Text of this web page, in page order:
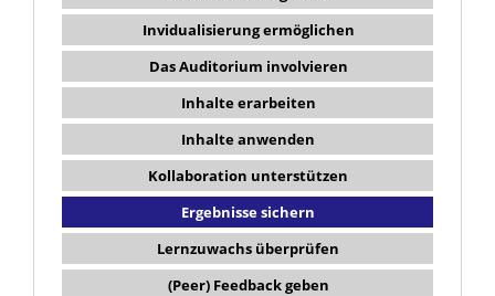
Invidualisierung ermöglichen
Das Auditorium involvieren
Inhalte erarbeiten
Inhalte anwenden
Kollaboration unterstützen
Ergebnisse sichern
Lernzuwachs überprüfen
(Peer) Feedback geben